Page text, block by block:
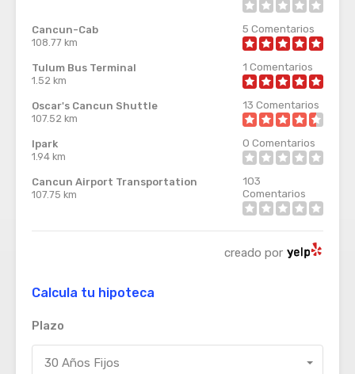
Cancun-Cab
108.77 km
5 Comentarios
Tulum Bus Terminal
1.52 km
1 Comentarios
Oscar's Cancun Shuttle
107.52 km
13 Comentarios
Ipark
1.94 km
0 Comentarios
Cancun Airport Transportation
107.75 km
103
Comentarios
creado por
Calcula tu hipoteca
Plazo
30 Años Fijos